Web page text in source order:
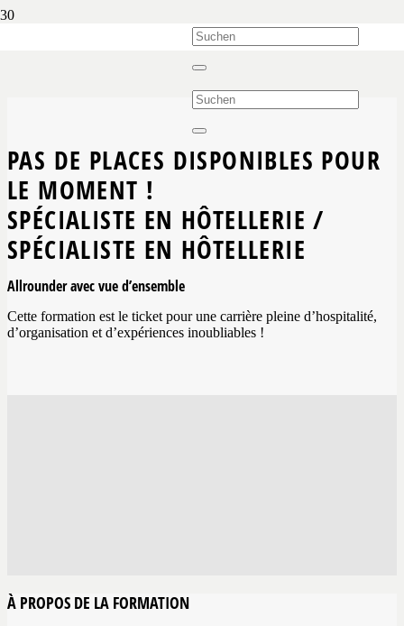
PAS DE PLACES DISPONIBLES POUR
LE MOMENT !
SPÉCIALISTE EN HÔTELLERIE /
SPÉCIALISTE EN HÔTELLERIE
Allrounder avec vue d’ensemble
Cette formation est le ticket pour une carrière pleine d’hospitalité,
d’organisation et d’expériences inoubliables !
À PROPOS DE LA FORMATION